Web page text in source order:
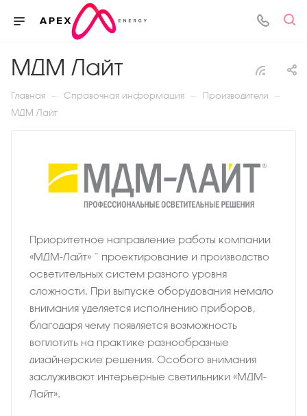
МДМ Лайт
Главная — Справочная информация — Производители —
МДМ Лайт
Приоритетное направление работы компании
«МДМ-Лайт» − проектирование и производство
осветительных систем разного уровня
сложности. При выпуске оборудования немало
внимания уделяется исполнению приборов,
благодаря чему появляется возможность
воплотить на практике разнообразные
дизайнерские решения. Особого внимания
заслуживают интерьерные светильники «МДМ-
Лайт».